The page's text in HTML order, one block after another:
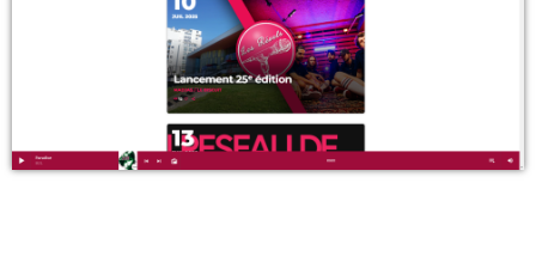
LES PLAYLISTS
LES PODCASTS
avril 2025